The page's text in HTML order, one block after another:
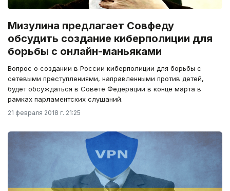
Мизулина предлагает Совфеду
обсудить создание киберполиции для
борьбы с онлайн-маньяками
Вопрос о создании в России киберполиции для борьбы с
сетевыми преступлениями, направленными против детей,
будет обсуждаться в Совете Федерации в конце марта в
рамках парламентских слушаний.
21 февраля 2018 г. 21:25